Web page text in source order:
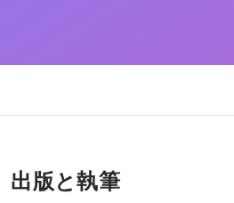
出版と執筆